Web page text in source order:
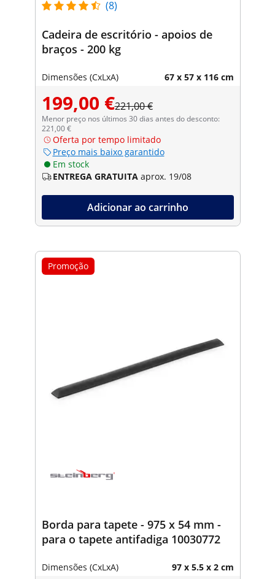
(8)
Cadeira de escritório - apoios de
braços - 200 kg
Dimensões (CxLxA) 67 x 57 x 116 cm
199,00 €221,00 €
Menor preço nos últimos 30 dias antes do desconto:
221,00 €
Oferta por tempo limitado
Preço mais baixo garantido
Em stock
ENTREGA GRATUITA aprox. 19/08
Adicionar ao carrinho
Promoção
Borda para tapete - 975 x 54 mm -
para o tapete antifadiga 10030772
Dimensões (CxLxA) 97 x 5.5 x 2 cm